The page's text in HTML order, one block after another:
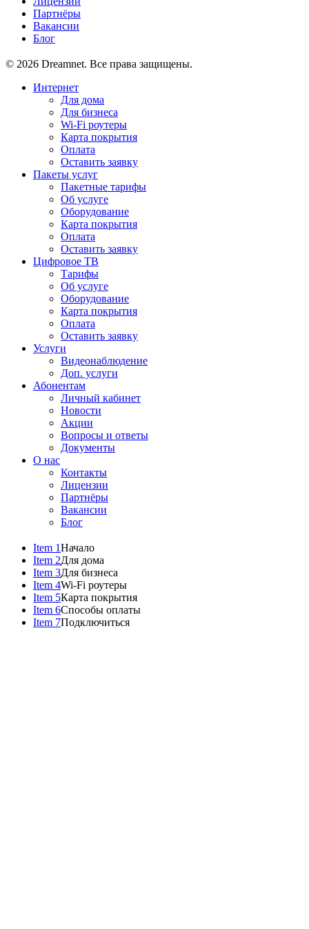
Партнёры
Вакансии
Блог
© 2026 Dreamnet. Все права защищены.
Интернет
Для дома
Для бизнеса
Wi-Fi роутеры
Карта покрытия
Оплата
Оставить заявку
Пакеты услуг
Пакетные тарифы
Об услуге
Оборудование
Карта покрытия
Оплата
Оставить заявку
Цифровое ТВ
Тарифы
Об услуге
Оборудование
Карта покрытия
Оплата
Оставить заявку
Услуги
Видеонаблюдение
Доп. услуги
Абонентам
Личный кабинет
Новости
Акции
Вопросы и ответы
Документы
О нас
Контакты
Лицензии
Партнёры
Вакансии
Блог
Item 1Начало
Item 2Для дома
Item 3Для бизнеса
Item 4Wi-Fi роутеры
Item 5Карта покрытия
Item 6Способы оплаты
Item 7Подключиться